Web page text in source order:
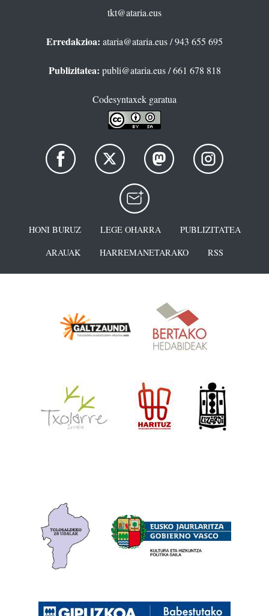
tkt@ataria.eus
Erredakzioa: ataria@ataria.eus/ 943 655 695
Publizitatea: publi@ataria.eus/ 661 678 818
Codesyntaxek garatua
HONI BURUZ LEGE OHARRA
PUBLIZITATEA
ARAUAK
HARREMANETARAKO RSS